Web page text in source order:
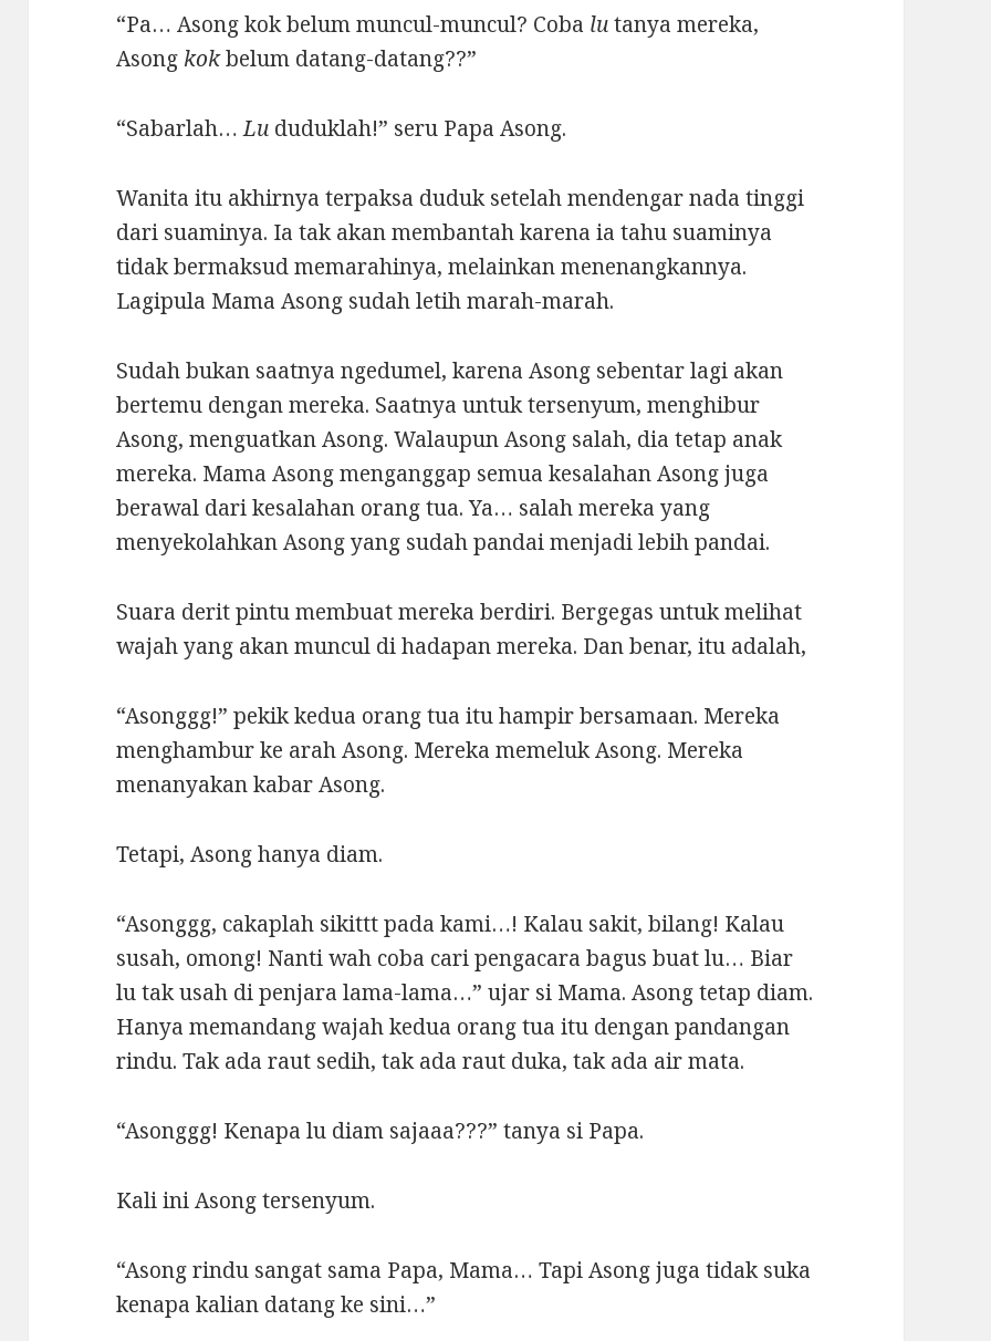
“Pa… Asong kok belum muncul-muncul? Coba lutanya mereka,
Asong kokbelum datang-datang??”
“Sabarlah…Lu duduklah!” seru Papa Asong.
Wanita itu akhirnya terpaksa duduk setelah mendengar nada tinggi
dari suaminya. Ia tak akan membantah karena ia tahu suaminya
tidak bermaksud memarahinya, melainkan menenangkannya.
Lagipula Mama Asong sudah letih marah-marah.
Sudah bukan saatnya ngedumel, karena Asong sebentar lagi akan
bertemu dengan mereka. Saatnya untuk tersenyum, menghibur
Asong, menguatkan Asong. Walaupun Asong salah, dia tetap anak
mereka. Mama Asong menganggap semua kesalahan Asong juga
berawal dari kesalahan orang tua. Ya… salah mereka yang
menyekolahkan Asong yang sudah pandai menjadi lebih pandai.
Suara derit pintu membuat mereka berdiri. Bergegas untuk melihat
wajah yang akan muncul di hadapan mereka. Dan benar, itu adalah,
“Asonggg!” pekik kedua orang tua itu hampir bersamaan. Mereka
menghambur ke arah Asong. Mereka memeluk Asong. Mereka
menanyakan kabar Asong.
Tetapi, Asong hanya diam.
“Asonggg, cakaplah sikittt pada kami…! Kalau sakit, bilang! Kalau
susah, omong! Nanti wah coba cari pengacara bagus buat lu… Biar
lu tak usah di penjara lama-lama…” ujar si Mama. Asong tetap diam.
Hanya memandang wajah kedua orang tua itu dengan pandangan
rindu. Tak ada raut sedih, tak ada raut duka, tak ada air mata.
“Asonggg! Kenapa lu diam sajaaa???” tanya si Papa.
Kali ini Asong tersenyum.
“Asong rindu sangat sama Papa, Mama… Tapi Asong juga tidak suka
kenapa kalian datang ke sini…”